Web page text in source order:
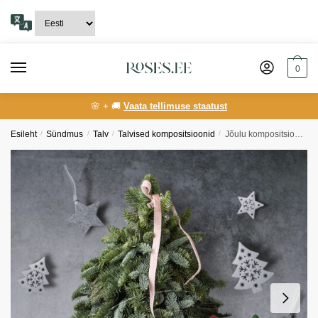
navigation
content
0
🌸 + 🚚 Vaata tellimuse staatust
Esileht / Sündmus / Talv / Talvised kompositsioonid / Jõulu kompositsioon #9